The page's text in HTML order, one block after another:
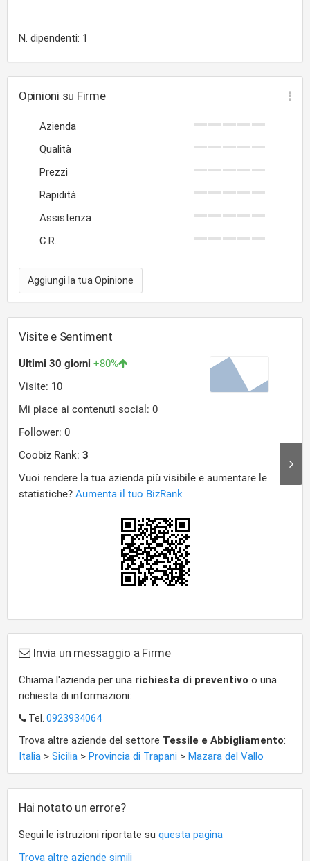
N. dipendenti: 1
Opinioni su Firme
Azienda
Qualità
Prezzi
Rapidità
Assistenza
C.R.
Aggiungi la tua Opinione
Visite e Sentiment
Invia un messaggio a Firme
Chiama l'azienda per una richiesta di preventivo o una
richiesta di informazioni:
Tel. 0923934064
Trova altre aziende del settore Tessile e Abbigliamento:
Italia > Sicilia > Provincia di Trapani > Mazara del Vallo
Hai notato un errore?
Segui le istruzioni riportate su questa pagina
Trova altre aziende simili